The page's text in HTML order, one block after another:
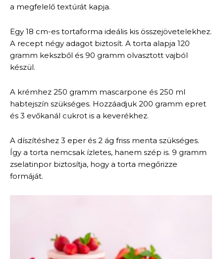
a megfelelő textúrát kapja.
Egy 18 cm-es tortaforma ideális kis összejövetelekhez.
A recept négy adagot biztosít. A torta alapja 120
gramm kekszből és 90 gramm olvasztott vajból
készül.
A krémhez 250 gramm mascarpone és 250 ml
habtejszín szükséges. Hozzáadjuk 200 gramm epret
és 3 evőkanál cukrot is a keverékhez.
A díszítéshez 3 eper és 2 ág friss menta szükséges.
Így a torta nemcsak ízletes, hanem szép is. 9 gramm
zselatinpor biztosítja, hogy a torta megőrizze
formáját.